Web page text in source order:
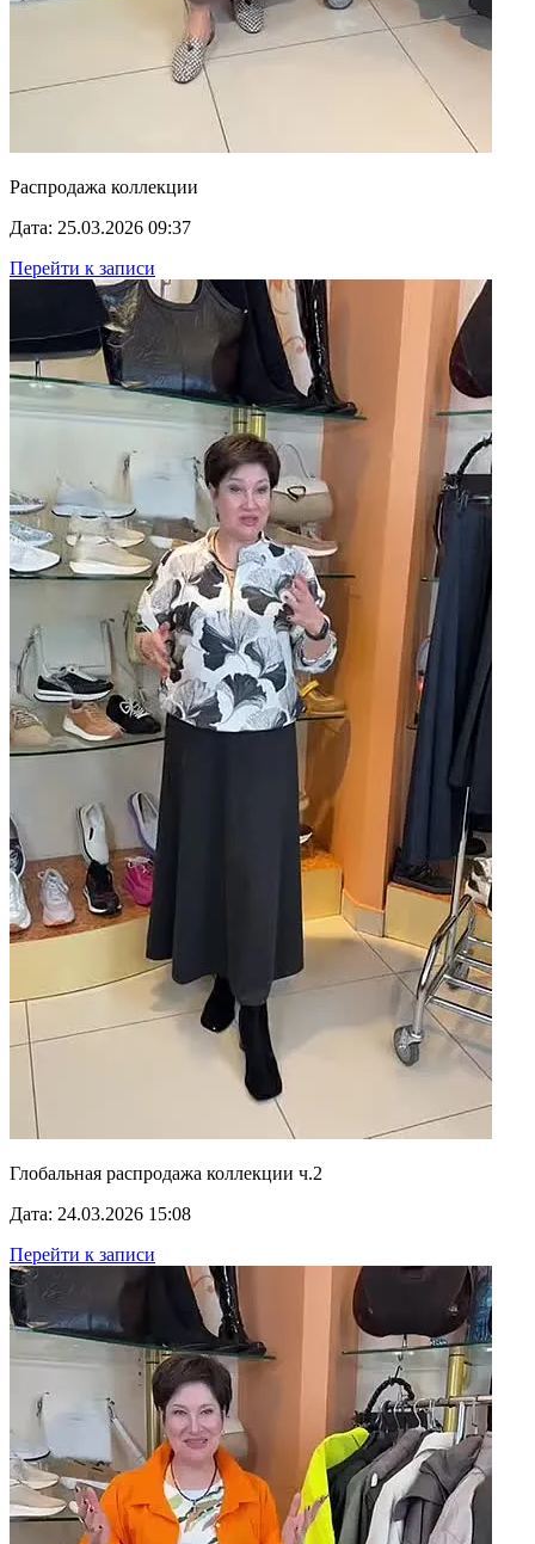
Распродажа коллекции
Дата: 25.03.2026 09:37
Перейти к записи
Глобальная распродажа коллекции ч.2
Дата: 24.03.2026 15:08
Перейти к записи